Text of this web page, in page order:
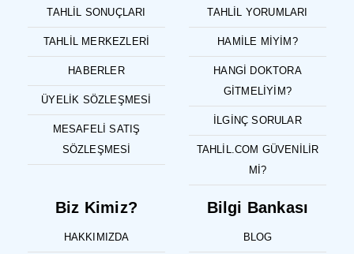
TAHLIL SONUÇLARI
TAHLIL MERKEZLERI
HABERLER
ÜYELIK SÖZLEŞMESI
MESAFELI SATIŞ
SÖZLEŞMESI
TAHLIL YORUMLARI
HAMILE MIYIM?
HANGI DOKTORA
GITMELIYIM?
İLGINÇ SORULAR
TAHLIL.COM GÜVENILIR
MI?
Biz Kimiz?
HAKKIMIZDA
Bilgi Bankası
BLOG